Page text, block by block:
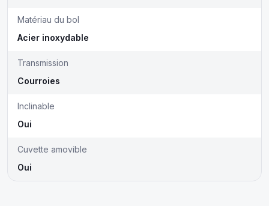
Matériau du bol
Acier inoxydable
Transmission
Courroies
Inclinable
Oui
Cuvette amovible
Oui